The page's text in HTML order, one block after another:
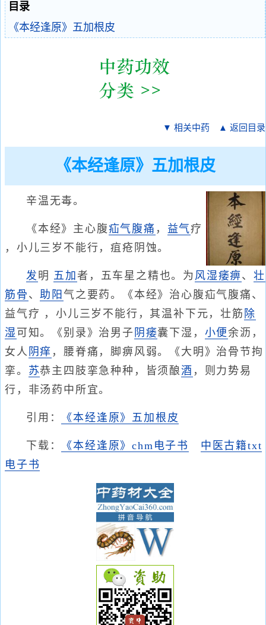
目录
《本经逢原》五加根皮
▼ 相关中药 ▲ 返回目录
《本经逢原》五加根皮
辛温无毒。
《本经》主心腹疝气腹痛 ， 益气疗
，小儿三岁不能行，疽疮阴蚀。
发 明 五加者，五车星之精也。为 风湿痿痹 、壮
筋骨 、助阳气之要药。《本经》治心腹疝气腹痛、
益气疗 ，小儿三岁不能行，其温补下元，壮筋 除
湿 可知。《别录》治男子 阴痿囊下湿， 小便余沥，
女人 阴痒 ，腰脊痛，脚痹风弱。《大明》治骨节拘
挛。 苏恭主四肢挛急种种，皆须酿酒 ，则力势易
行，非汤药中所宜。
引用： 《本经逢原》五加根皮
下载： 《本经逢原》chm电子书
中医古籍txt
电子书